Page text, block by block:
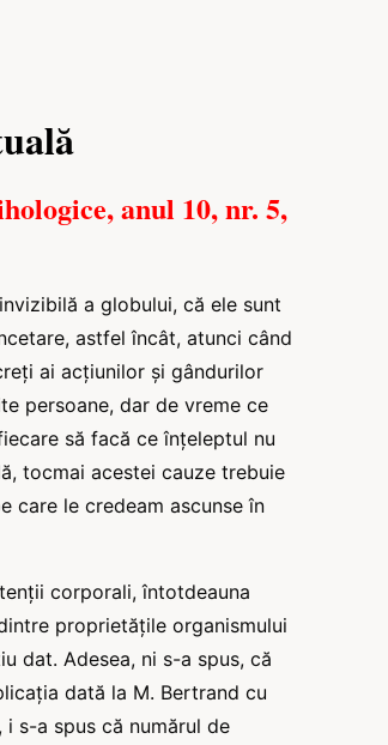
, anul 10, nr. 5,
a globului, că ele sunt
astfel încât, atunci când
ai acțiunilor și gândurilor
persoane, dar de vreme ce
să facă ce înțeleptul nu
tocmai acestei cauze trebuie
care le credeam ascunse în
corporali, întotdeauna
proprietățile organismului
dat. Adesea, ni s-a spus, că
dată la M. Bertrand cu
s-a spus că numărul de